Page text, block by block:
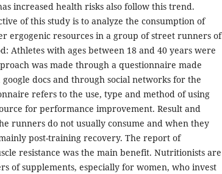
increased health risks also follow this trend.
of this study is to analyze the consumption of
ergogenic resources in a group of street runners of
Athletes with ages between 18 and 40 years were
was made through a questionnaire made
docs and through social networks for the
refers to the use, type and method of using
for performance improvement. Result and
runners do not usually consume and when they
post-training recovery. The report of
resistance was the main benefit. Nutritionists are
of supplements, especially for women, who invest